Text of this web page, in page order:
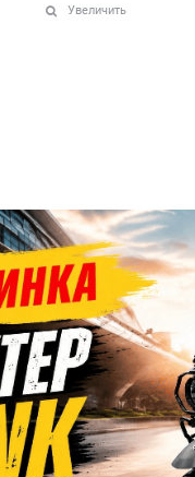
Увеличить